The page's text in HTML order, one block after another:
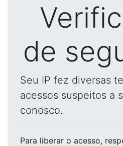
de
Seu IP fez diversas
acessos suspeitos a
conosco.
Para liberar o acesso,